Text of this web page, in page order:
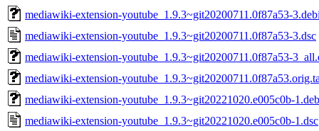
mediawiki-extension-youtube_1.9.3~git20200711.0f87a53-
mediawiki-extension-youtube_1.9.3~git20200711.0f87a53-3.dsc
mediawiki-extension-youtube_1.9.3~git20200711.0f87a53-
mediawiki-extension-
mediawiki-extension-youtube_1.9.3~git20221020.e005c0b-
mediawiki-extension-youtube_1.9.3~git20221020.e005c0b-1.dsc